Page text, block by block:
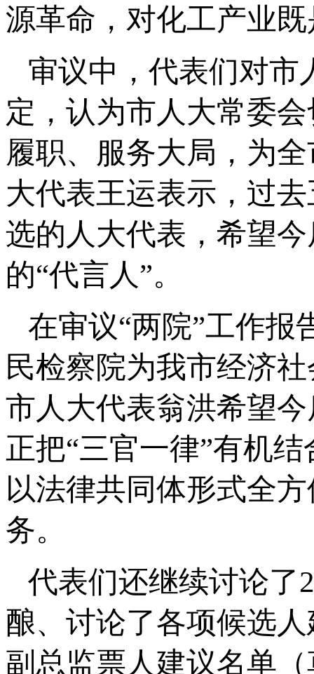
源革命，对化工产业
审议中，代表们对市
定，认为市人大常委
履职、服务大局，为
大代表王运表示，过
选的人大代表，希望
的“代言人”。
在审议“两院”工作报
民检察院为我市经济
市人大代表翁洪希望
正把“三官一律”有机
以法律共同体形式全
务。
代表们还继续讨论了
酿、讨论了各项候选
副总监票人建议名单